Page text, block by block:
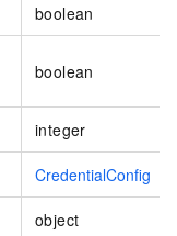
boolean
boolean
integer
CredentialConfig
object